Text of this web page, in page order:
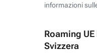
informazioni
Roaming
Svizzera